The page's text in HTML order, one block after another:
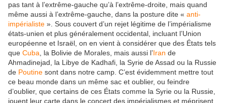
pas tant à l’extrême-gauche qu’à l’extrême-droite, mais quand
même aussi à l’extrême-gauche, dans la posture dite « anti-
impérialiste ». Sous couvert d’un rejet légitime de l’impérialisme
états-unien et plus généralement occidental, incluant l’Union
européenne et Israël, on en vient à considérer que des États tels
que Cuba , la Bolivie de Morales, mais aussi l’Iran de
Ahmadinejad, la Libye de Kadhafi, la Syrie de Assad ou la Russie
de Poutine sont dans notre camp. C’est évidemment mettre tout
ce beau monde dans un même sac et oublier, ou feindre
d’oublier, que certains de ces États comme la Syrie ou la Russie,
jouent leur carte dans le concert des impérialismes et méprisent